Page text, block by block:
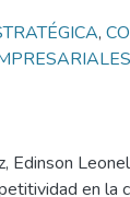
,
Edinson
en la